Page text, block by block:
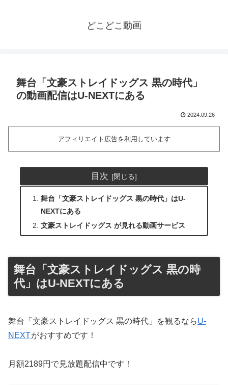
どこどこ動画
舞台「文豪ストレイドッグス 黒の時代」
の動画配信はU-NEXTにある
2024.09.26
アフィリエイト広告を利用しています
目次
舞台「文豪ストレイドッグス 黒の時代」はU-
NEXTにある
文豪ストレイドッグス が見れる動画サービス
舞台「文豪ストレイドッグス 黒の時
代」はU-NEXTにある
舞台「文豪ストレイドッグス 黒の時代」を観るならU-
NEXTがおすすめです！
月額2189円で見放題配信中です！